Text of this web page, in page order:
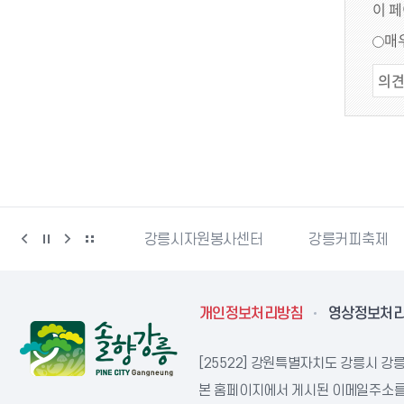
이
매
강릉시민축구단 강릉시자원봉사센터 강릉커피축제
개인정보처리방침 영상정보처
[25522] 강원특별자치도 강릉시 강
본 홈페이지에서 게시된 이메일주소